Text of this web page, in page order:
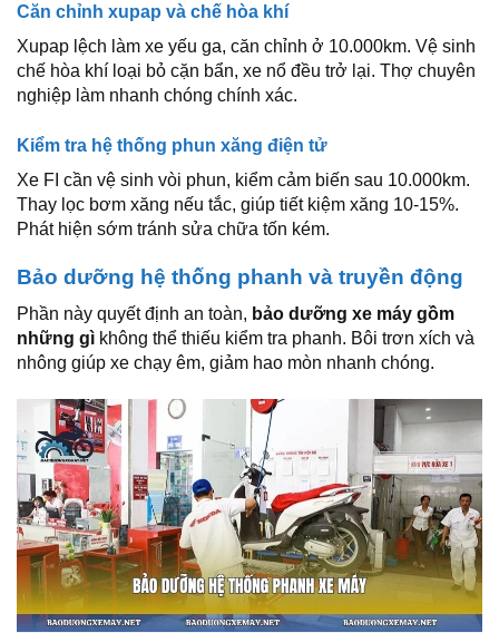
Căn chỉnh xupap và chế hòa khí
Xupap lệch làm xe yếu ga, căn chỉnh ở 10.000km. Vệ sinh
chế hòa khí loại bỏ cặn bẩn, xe nổ đều trở lại. Thợ chuyên
nghiệp làm nhanh chóng chính xác.
Kiểm tra hệ thống phun xăng điện tử
Xe FI cần vệ sinh vòi phun, kiểm cảm biến sau 10.000km.
Thay lọc bơm xăng nếu tắc, giúp tiết kiệm xăng 10-15%.
Phát hiện sớm tránh sửa chữa tốn kém.
Bảo dưỡng hệ thống phanh và truyền động
Phần này quyết định an toàn, bảo dưỡng xe máy gồm
những gì không thể thiếu kiểm tra phanh. Bôi trơn xích và
nhông giúp xe chạy êm, giảm hao mòn nhanh chóng.